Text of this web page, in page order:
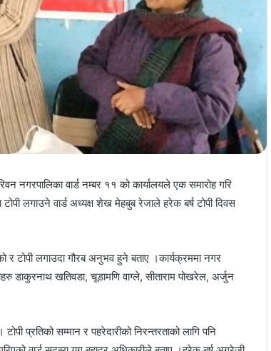
नगरपालिका वार्ड नम्बर ११ को कार्यालयले एक समारोह गरि
लगाउने वार्ड अध्यक्ष शेख मेहबुब रेजाले हरेक बर्ष टोपी दिवस
र टोपी लगाउदा गौरब अनुभव हुने बताए ।कार्यक्रममा नगर
डाकुरनाथ खतिवडा, चूडामणि वाग्ले, सीताराम पोखरेल, अर्जुन
प्रतिको सम्मान र पहरेदारीको निरन्तरताको लागि पनि